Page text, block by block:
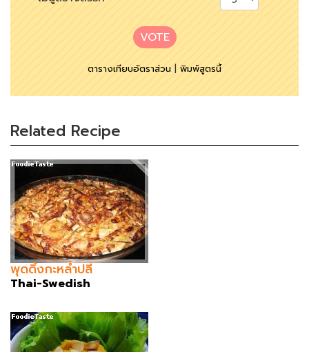
VOTE
ตารางเทียบอัตราส่วน|พิมพ์สูตรนี้
Related Recipe
พุดดิ้งกะหล่ำปลี
Thai-Swedish